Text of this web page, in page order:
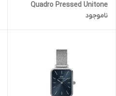
Quadro Pressed Unitone
Ashfield - رزگلد (زنانه)
ناموجود